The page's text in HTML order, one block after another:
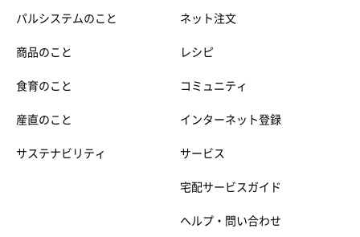
パルシステムのこと
商品のこと
食育のこと
産直のこと
サステナビリティ
ネット注文
レシピ
コミュニティ
インターネット登録
サービス
宅配サービスガイド
ヘルプ・問い合わせ